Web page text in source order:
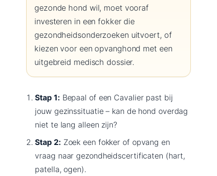
gezonde hond wil, moet vooraf
investeren in een fokker die
gezondheidsonderzoeken uitvoert, of
kiezen voor een opvanghond met een
uitgebreid medisch dossier.
Stap 1: Bepaal of een Cavalier past bij
jouw gezinssituatie – kan de hond overdag
niet te lang alleen zijn?
Stap 2: Zoek een fokker of opvang en
vraag naar gezondheidscertificaten (hart,
patella, ogen).